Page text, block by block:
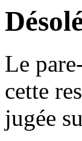
Le
cette
jugée